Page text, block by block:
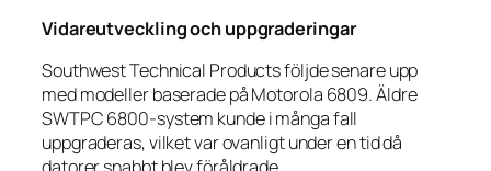
Vidareutveckling och uppgraderingar
Southwest Technical Products följde senare upp
med modeller baserade på Motorola 6809. Äldre
SWTPC 6800-system kunde i många fall
uppgraderas, vilket var ovanligt under en tid då